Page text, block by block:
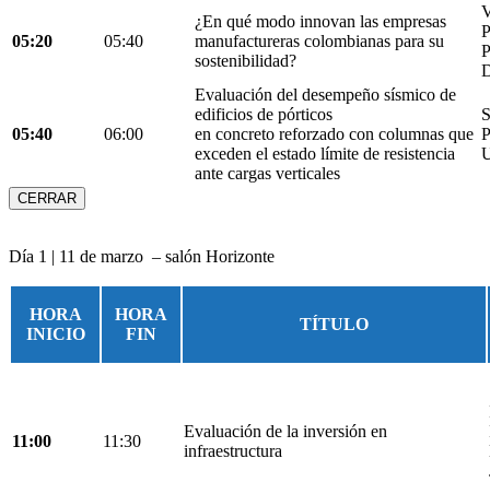
05:20 05:40
¿En qué modo innovan las empresas
manufactureras colombianas para su
sostenibilidad?
05:40 06:00
Evaluación del desempeño sísmico de
edificios de pórticos
en concreto reforzado con columnas que
exceden el estado límite de resistencia
ante cargas verticales
CERRAR
Día 1 | 11 de marzo – salón Horizonte
HORA
INICIO
HORA
FIN
TÍTULO
11:00 11:30
Evaluación de la inversión en
infraestructura